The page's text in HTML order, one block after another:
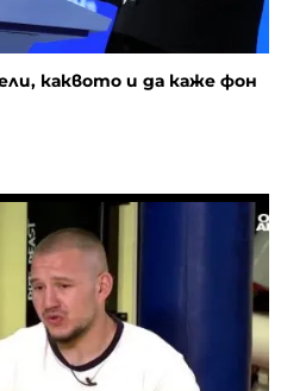
каквото и да каже фон